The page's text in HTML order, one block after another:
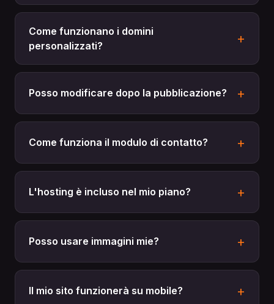
Come funzionano i domini
personalizzati?
Posso modificare dopo la pubblicazione?
Come funziona il modulo di contatto?
L'hosting è incluso nel mio piano?
Posso usare immagini mie?
Il mio sito funzionerà su mobile?